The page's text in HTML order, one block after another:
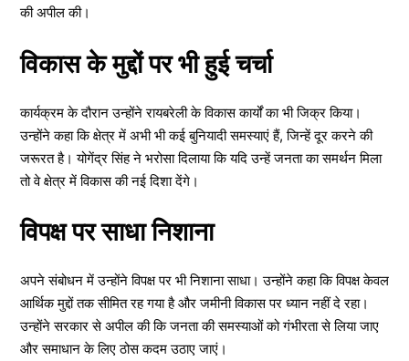
की अपील की।
विकास के मुद्दों पर भी हुई चर्चा
कार्यक्रम के दौरान उन्होंने रायबरेली के विकास कार्यों का भी जिक्र किया।
उन्होंने कहा कि क्षेत्र में अभी भी कई बुनियादी समस्याएं हैं, जिन्हें दूर करने की
जरूरत है। योगेंद्र सिंह ने भरोसा दिलाया कि यदि उन्हें जनता का समर्थन मिला
तो वे क्षेत्र में विकास की नई दिशा देंगे।
विपक्ष पर साधा निशाना
अपने संबोधन में उन्होंने विपक्ष पर भी निशाना साधा। उन्होंने कहा कि विपक्ष केवल
आर्थिक मुद्दों तक सीमित रह गया है और जमीनी विकास पर ध्यान नहीं दे रहा।
उन्होंने सरकार से अपील की कि जनता की समस्याओं को गंभीरता से लिया जाए
और समाधान के लिए ठोस कदम उठाए जाएं।